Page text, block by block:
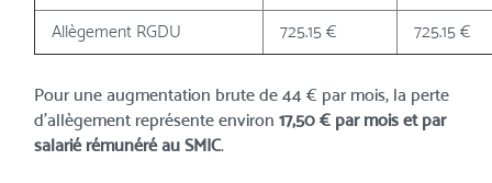
Allègement RGDU 725.15 € 725.15 €
Pour une augmentation brute de 44 € par mois, la perte
d'allègement représente environ17,50 € par mois et par
salarié rémunéré au SMIC.